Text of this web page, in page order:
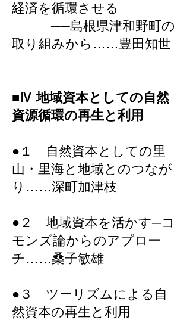
経済を循環させる
──島根県津和野町の
取り組みから……豊田知世
■Ⅳ 地域資本としての自然
資源循環の再生と利用
●１ 自然資本としての里
山・里海と地域とのつなが
り……深町加津枝
●２ 地域資本を活かす─コ
モンズ論からのアプロー
チ……桑子敏雄
●３ ツーリズムによる自
然資本の再生と利用